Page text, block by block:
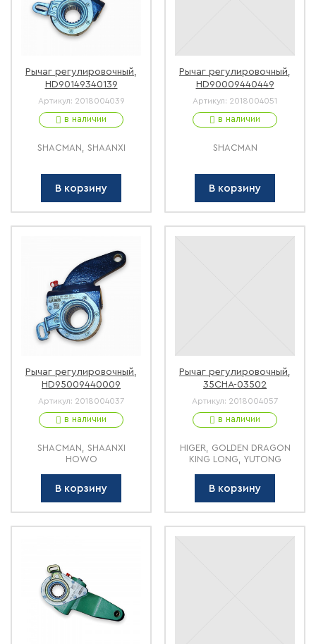
Рычаг регулировочный,
HD90149340139
Артикул: 2018004039
в наличии
SHACMAN, SHAANXI
В корзину
Рычаг регулировочный,
HD90009440449
Артикул: 2018004051
в наличии
SHACMAN
В корзину
Рычаг регулировочный,
HD95009440009
Артикул: 2018004037
в наличии
SHACMAN, SHAANXI
HOWO
В корзину
Рычаг регулировочный,
35CHA-03502
Артикул: 2018004057
в наличии
HIGER, GOLDEN DRAGON
KING LONG, YUTONG
В корзину